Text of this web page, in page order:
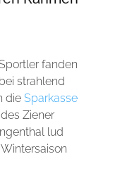
fanden
strahlend
dieSparkasse
Ziener
lud